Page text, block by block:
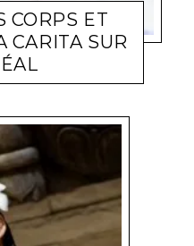
CORPS ET
CARITA SUR
10 AOÛT 2010